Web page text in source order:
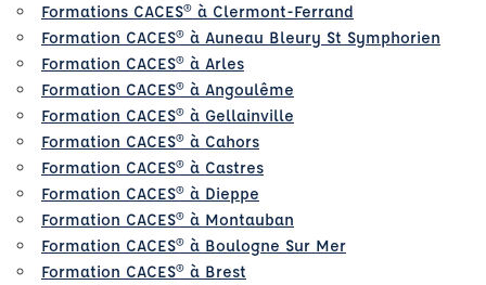
Formations CACES® à Clermont-Ferrand
Formation CACES® à Auneau Bleury St Symphorien
Formation CACES® à Arles
Formation CACES® à Angoulême
Formation CACES® à Gellainville
Formation CACES® à Cahors
Formation CACES® à Castres
Formation CACES® à Dieppe
Formation CACES® à Montauban
Formation CACES® à Boulogne Sur Mer
Formation CACES® à Brest